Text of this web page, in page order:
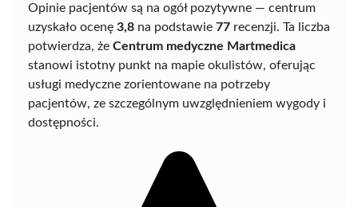
Opinie pacjentów są na ogół pozytywne — centrum
uzyskało ocenę 3,8 na podstawie 77 recenzji. Ta liczba
potwierdza, że Centrum medyczne Martmedica
stanowi istotny punkt na mapie okulistów, oferując
usługi medyczne zorientowane na potrzeby
pacjentów, ze szczególnym uwzględnieniem wygody i
dostępności.